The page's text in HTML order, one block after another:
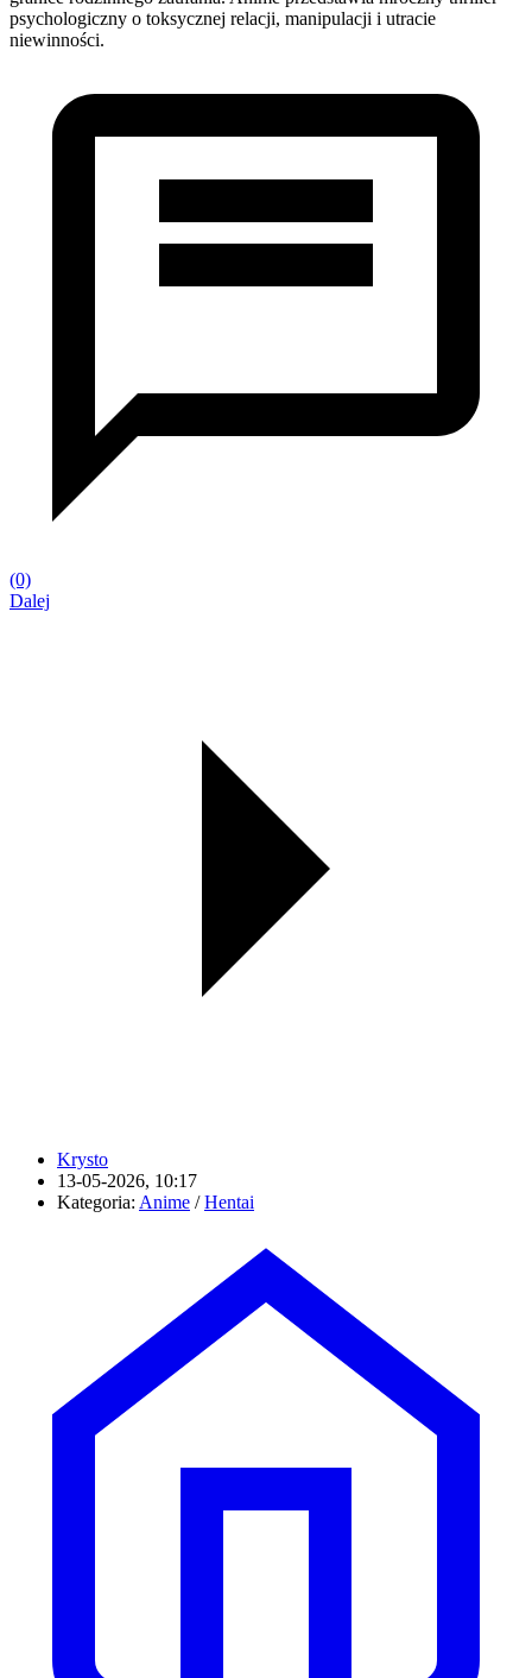
psychologiczny o toksycznej relacji, manipulacji i utracie
niewinności.
(0)
Dalej
Krysto
13-05-2026, 10:17
Kategoria: Anime /Hentai